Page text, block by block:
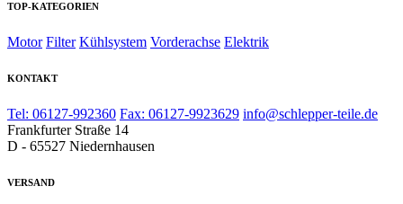
TOP-KATEGORIEN
Motor Filter Kühlsystem Vorderachse Elektrik
KONTAKT
Tel: 06127-992360 Fax: 06127-9923629 info@schlepper-teile.de
Frankfurter Straße 14
D - 65527 Niedernhausen
VERSAND